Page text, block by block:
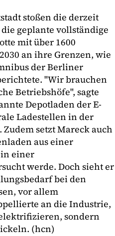
stoßen die derzeit
geplante vollständige
mit über 1600
an ihre Grenzen, wie
der Berliner
"Wir brauchen
Betriebshöfe", sagte
Depotladen der E-
Ladestellen in der
setzt Mareck auch
aus einer
einer
werde. Doch sieht er
bei den
vor allem
an die Industrie,
sondern
(hcn)